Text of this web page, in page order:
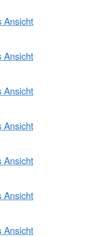
Ansicht
Ansicht
Ansicht
Ansicht
Ansicht
Ansicht
Ansicht